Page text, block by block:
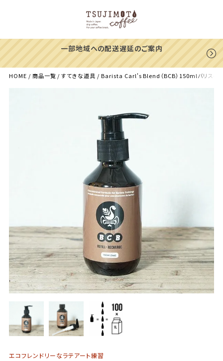
一部地域への配送遅延のご案内
HOME 商品一覧 すてきな道具 Barista Carl's Blend（BCB）150mlバリスタカ
エコフレンドリーなラテアート練習